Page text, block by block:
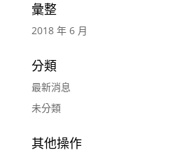
彙整
2018 年 6 月
分類
最新消息
未分類
其他操作